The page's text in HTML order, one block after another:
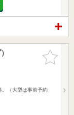
お気に入
りに追加
。（大型は事前予約